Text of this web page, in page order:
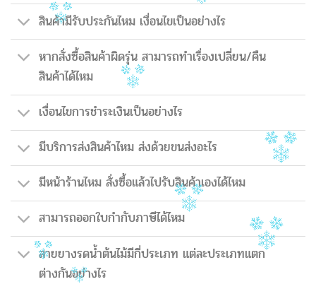
สินค้ามีรับประกันไหม เงื่อนไขเป็นอย่างไร
หากสั่งซื้อสินค้าผิดรุ่น สามารถทำเรื่องเปลี่ยน/คืน
สินค้าได้ไหม
เงื่อนไขการชำระเงินเป็นอย่างไร
มีบริการส่งสินค้าไหม ส่งด้วยขนส่งอะไร
มีหน้าร้านไหม สั่งซื้อแล้วไปรับสินค้าเองได้ไหม
สามารถออกใบกำกับภาษีได้ไหม
สายยางรดน้ำต้นไม้มีกี่ประเภท แต่ละประเภทแตก
ต่างกันอย่างไร